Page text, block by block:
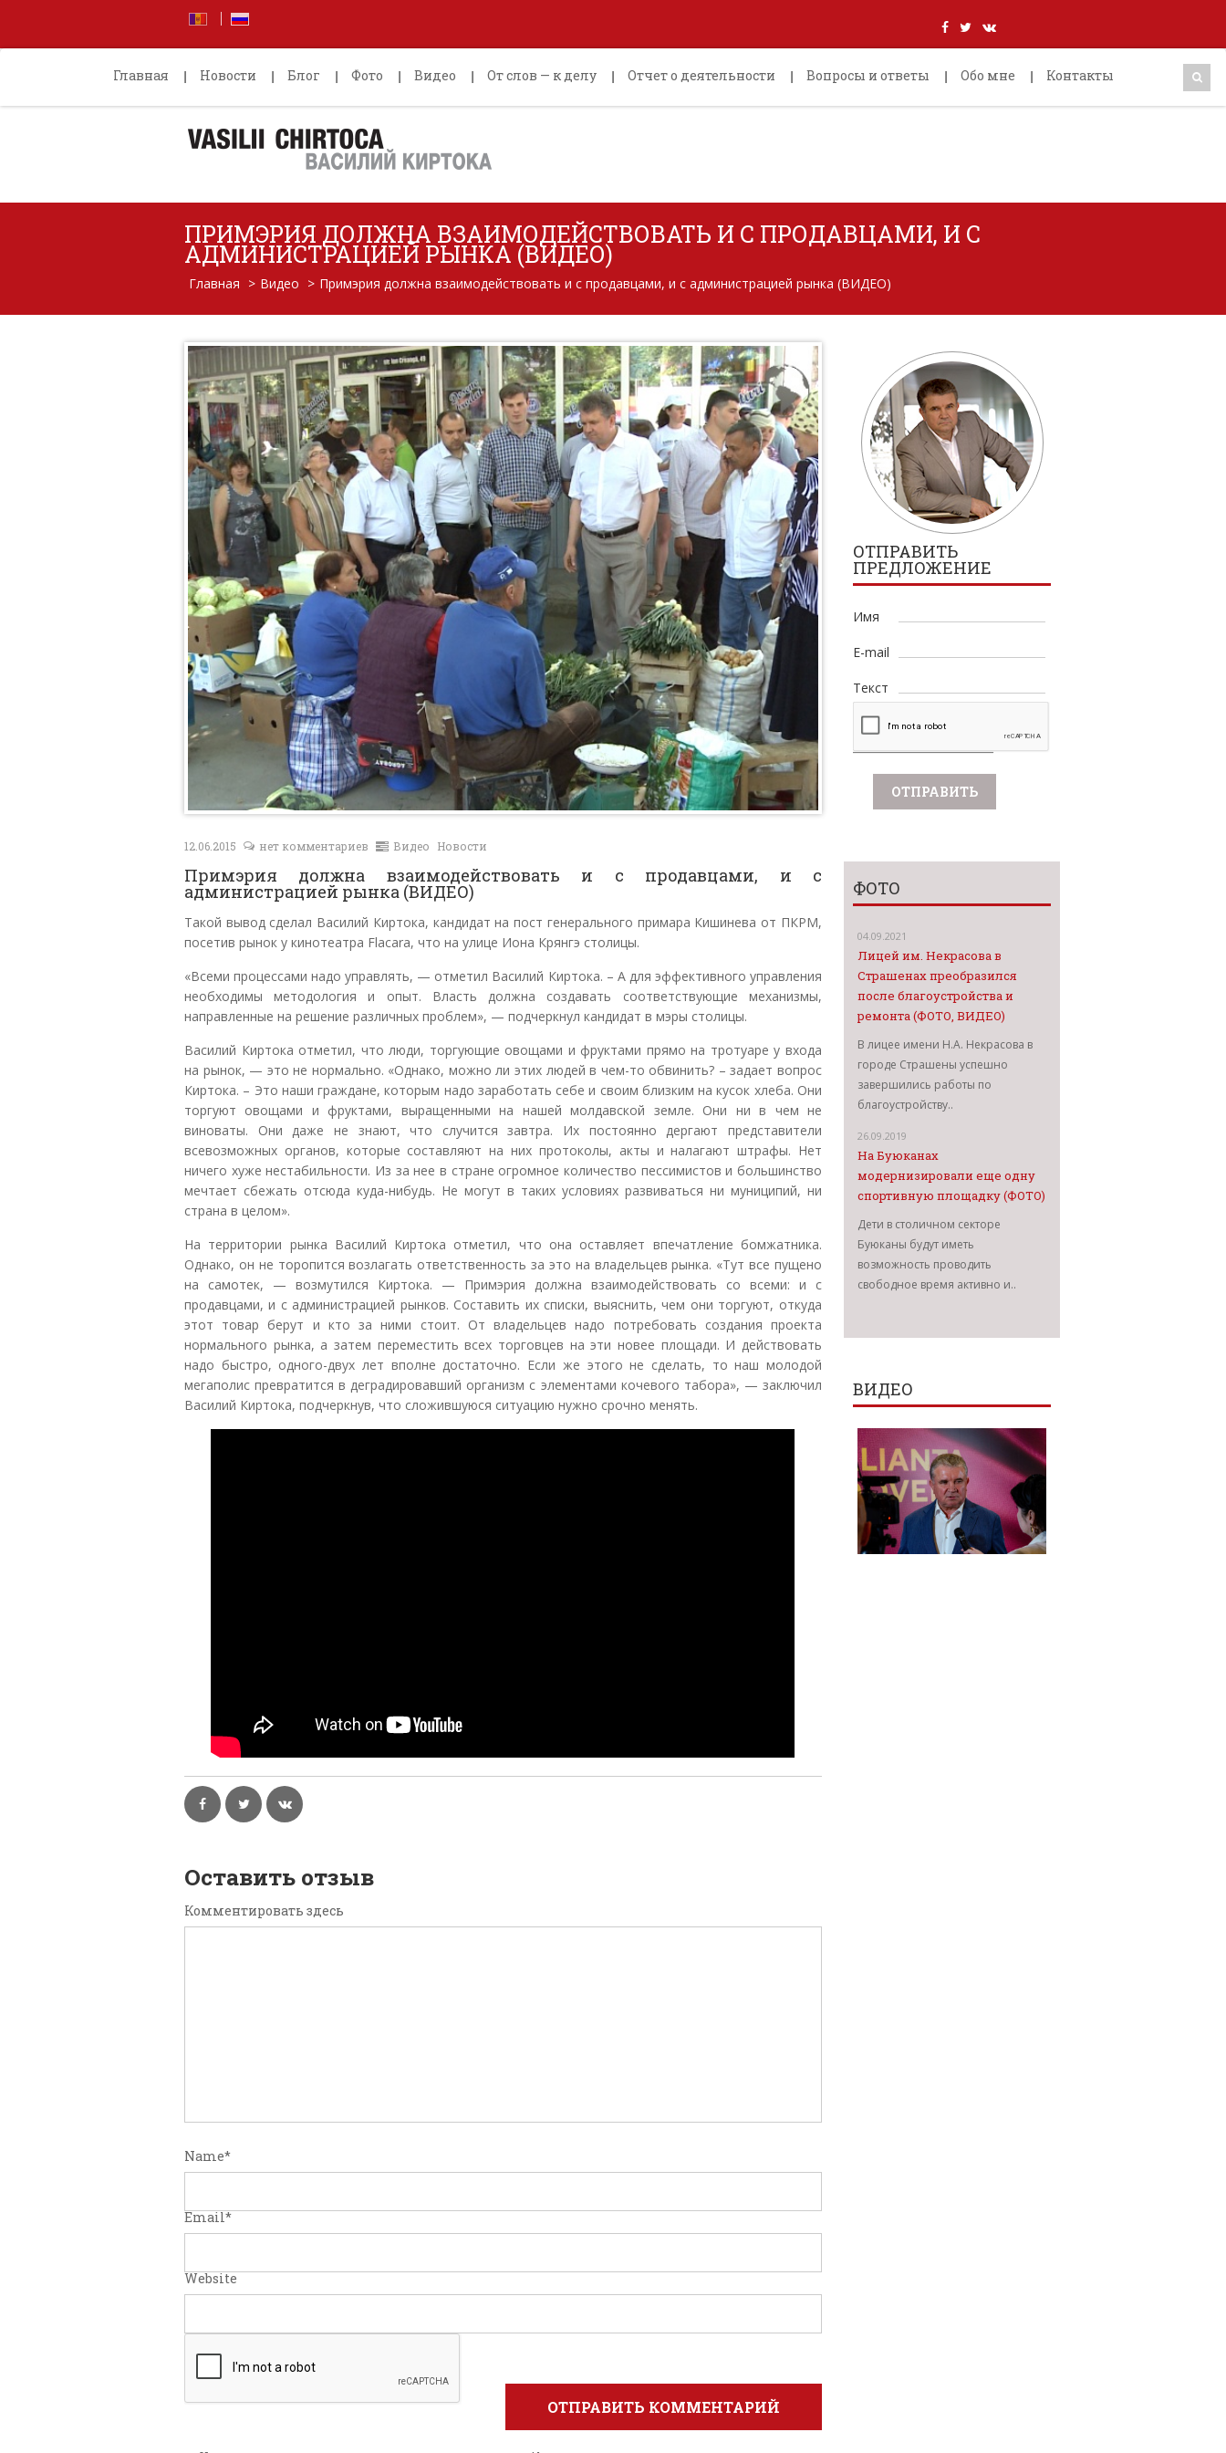
Главная Новости Блог Фото Видео От слов — к делу Отчет о деятельности Вопросы и ответы Обо мне Контакты
ПРИМЭРИЯ ДОЛЖНА ВЗАИМОДЕЙСТВОВАТЬ И С ПРОДАВЦАМИ, И С
АДМИНИСТРАЦИЕЙ РЫНКА (ВИДЕО)
Главная > Видео > Примэрия должна взаимодействовать и с продавцами, и с администрацией рынка (ВИДЕО)
12.06.2015 нет комментариев Видео Новости
Примэрия должна взаимодействовать и с продавцами, и с
администрацией рынка (ВИДЕО)
Такой вывод сделал Василий Киртока, кандидат на пост генерального примара Кишинева от ПКРМ,
посетив рынок у кинотеатра Flacara, что на улице Иона Крянгэ столицы.
«Всеми процессами надо управлять, — отметил Василий Киртока. – А для эффективного управления
необходимы методология и опыт. Власть должна создавать соответствующие механизмы,
направленные на решение различных проблем», — подчеркнул кандидат в мэры столицы.
Василий Киртока отметил, что люди, торгующие овощами и фруктами прямо на тротуаре у входа
на рынок, — это не нормально. «Однако, можно ли этих людей в чем-то обвинить? – задает вопрос
Киртока. – Это наши граждане, которым надо заработать себе и своим близким на кусок хлеба. Они
торгуют овощами и фруктами, выращенными на нашей молдавской земле. Они ни в чем не
виноваты. Они даже не знают, что случится завтра. Их постоянно дергают представители
всевозможных органов, которые составляют на них протоколы, акты и налагают штрафы. Нет
ничего хуже нестабильности. Из за нее в стране огромное количество пессимистов и большинство
мечтает сбежать отсюда куда-нибудь. Не могут в таких условиях развиваться ни муниципий, ни
страна в целом».
На территории рынка Василий Киртока отметил, что она оставляет впечатление бомжатника.
Однако, он не торопится возлагать ответственность за это на владельцев рынка. «Тут все пущено
на самотек, — возмутился Киртока. — Примэрия должна взаимодействовать со всеми: и с
продавцами, и с администрацией рынков. Составить их списки, выяснить, чем они торгуют, откуда
этот товар берут и кто за ними стоит. От владельцев надо потребовать создания проекта
нормального рынка, а затем переместить всех торговцев на эти новее площади. И действовать
надо быстро, одного-двух лет вполне достаточно. Если же этого не сделать, то наш молодой
мегаполис превратится в деградировавший организм с элементами кочевого табора», — заключил
Василий Киртока, подчеркнув, что сложившуюся ситуацию нужно срочно менять.
Оставить отзыв
Комментировать здесь
Name*
Email*
Website
ОТПРАВИТЬ
ПРЕДЛОЖЕНИЕ
Имя
E-mail
Текст
ФОТО
04.09.2021
Лицей им. Некрасова в
Страшенах преобразился
после благоустройства и
ремонта (ФОТО, ВИДЕО)
В лицее имени Н.А. Некрасова в
городе Страшены успешно
завершились работы по
благоустройству..
26.09.2019
На Буюканах
модернизировали еще одну
спортивную площадку (ФОТО)
Дети в столичном секторе
Буюканы будут иметь
возможность проводить
свободное время активно и..
ВИДЕО